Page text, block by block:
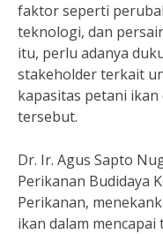
faktor seperti
teknologi, dan
itu, perlu adanya
stakeholder terkait
kapasitas petani
tersebut.
Dr. Ir. Agus Sapto
Perikanan Budidaya
Perikanan,
ikan dalam